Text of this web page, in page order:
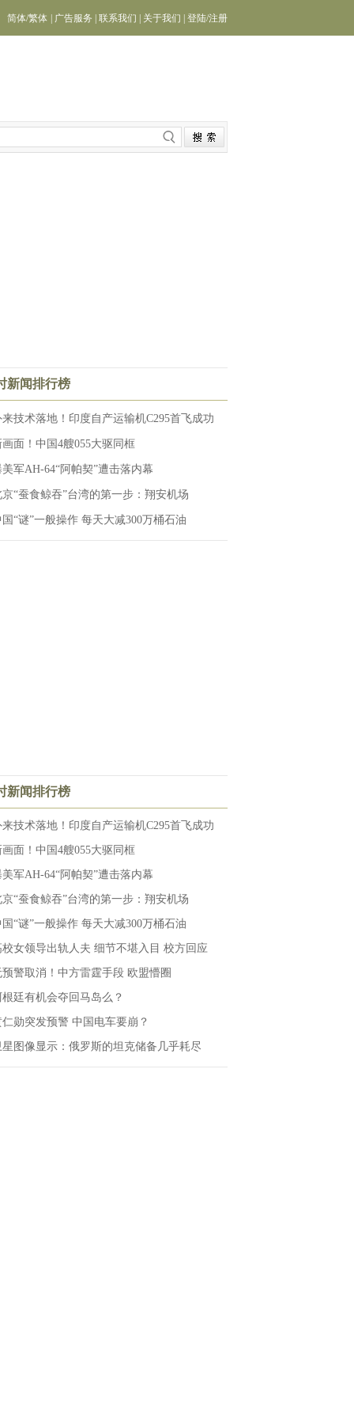
简体/繁体 广告服务 联系我们 关于我们 登陆/注册
新闻排行榜
来技术落地！印度自产运输机C295首飞成功
画面！中国4艘055大驱同框
美军AH-64“阿帕契”遭击落内幕
京“蚕食鲸吞”台湾的第一步：翔安机场
国“谜”一般操作 每天大减300万桶石油
新闻排行榜
来技术落地！印度自产运输机C295首飞成功
画面！中国4艘055大驱同框
美军AH-64“阿帕契”遭击落内幕
京“蚕食鲸吞”台湾的第一步：翔安机场
国“谜”一般操作 每天大减300万桶石油
校女领导出轨人夫 细节不堪入目 校方回应
预警取消！中方雷霆手段 欧盟懵圈
根廷有机会夺回马岛么？
仁勋突发预警 中国电车要崩？
星图像显示：俄罗斯的坦克储备几乎耗尽